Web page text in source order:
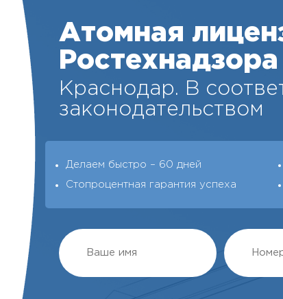
Атомная
Краснодар. В
законодательством
Делаем быстро – 60 дней
Стопроцентная гарантия успеха